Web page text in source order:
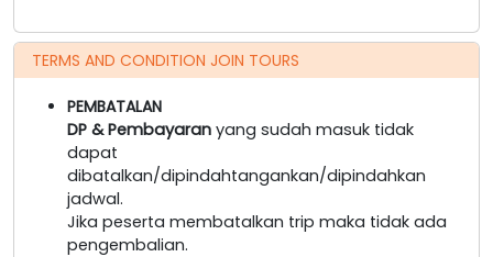
TERMS AND CONDITION JOIN TOURS
PEMBATALAN
DP & Pembayaran yang sudah masuk tidak
dapat
dibatalkan/dipindahtangankan/dipindahkan
jadwal.
Jika peserta membatalkan trip maka tidak ada
pengembalian.